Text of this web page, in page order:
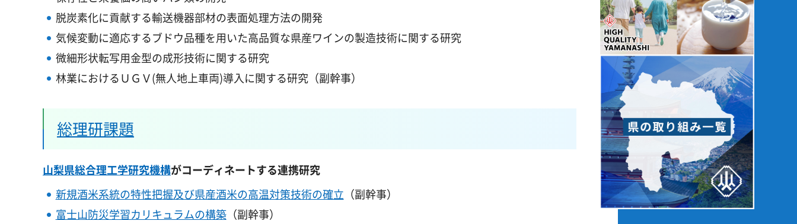
脱炭素化に貢献する輸送機器部材の表面処理方法の開発
気候変動に適応するブドウ品種を用いた高品質な県産ワインの製造技術に関する研究
微細形状転写用金型の成形技術に関する研究
林業におけるＵＧＶ(無人地上車両)導入に関する研究（副幹事）
総理研課題
山梨県総合理工学研究機構がコーディネートする連携研究
新規酒米系統の特性把握及び県産酒米の高温対策技術の確立 （副幹事）
富士山防災学習カリキュラムの構築（副幹事）